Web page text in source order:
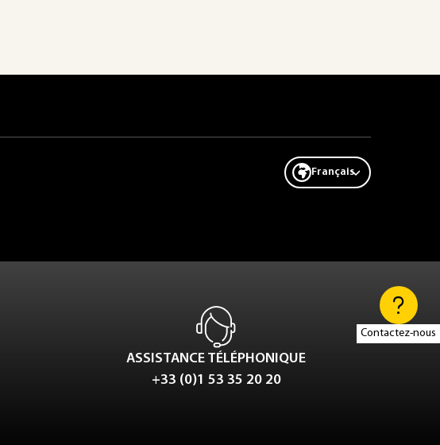
Contactez-nous
Français
ASSISTANCE TÉLÉPHONIQUE
+33 (0)1 53 35 20 20